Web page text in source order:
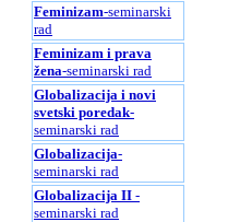
Feminizam-seminarski
rad
Feminizam i prava
žena-seminarski rad
Globalizacija i novi
svetski poredak-
seminarski rad
Globalizacija-
seminarski rad
Globalizacija II -
seminarski rad